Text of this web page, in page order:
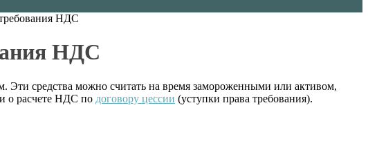
НДС
НДС
Эти средства можно считать на время замороженными или активом,
о расчете НДС по договору цессии (уступки права требования).